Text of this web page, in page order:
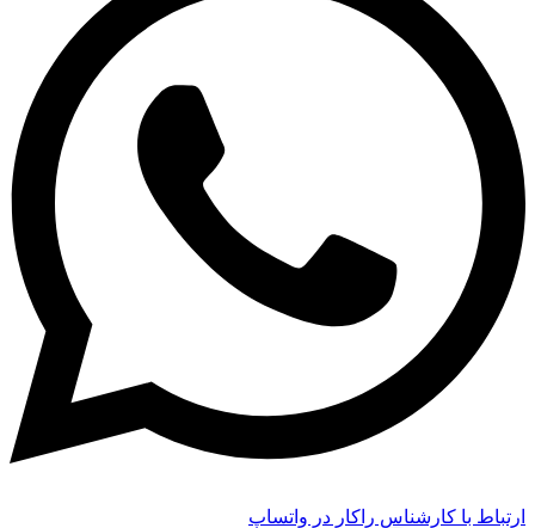
ارتباط با کارشناس راکار در واتساپ